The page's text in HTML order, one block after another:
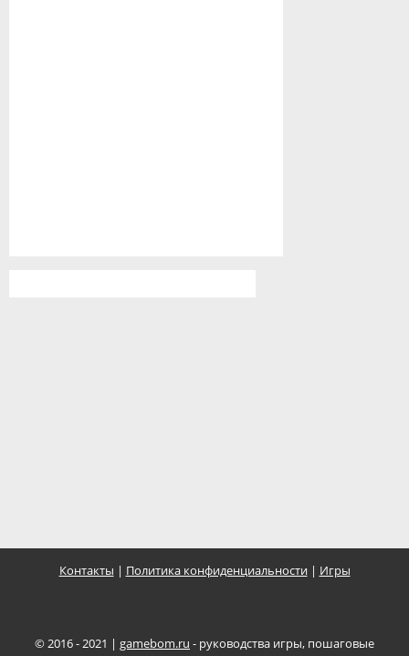
Контакты | Политика конфиденциальности| Игры
© 2016 - 2021 | gamebom.ru - руководства игры, пошаговые